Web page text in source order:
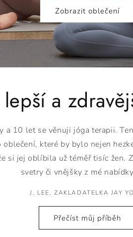
Zobrazit oblečení
lepší a
a 10 let se věnuji jóga terapii.
které by bylo nejen
si jej oblíbila už téměř tisíc žen.
svetry či vnějšky z mé
J. LEE, ZAKLADATELKA JAY
Přečíst můj příběh